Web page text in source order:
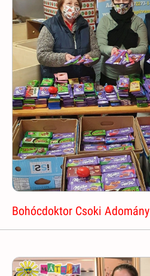
Bohócdoktor Csoki Adomány